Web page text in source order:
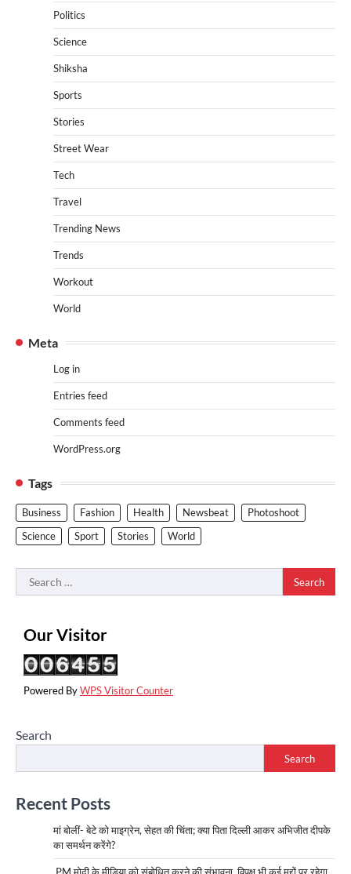
Politics
Science
Shiksha
Sports
Stories
Street Wear
Tech
Travel
Trending News
Trends
Workout
World
Meta
Log in
Entries feed
Comments feed
WordPress.org
Tags
Business Fashion Health Newsbeat
Photoshoot
Science
Sport Stories World
Search
for:
Our Visitor
Powered ByWPS Visitor Counter
Search
Search
Recent Posts
मां बोलीं- बेटे को माइग्रेन, सेहत की चिंता; क्या पिता दिल्ली आकर अभिजीत दीपके
का समर्थन करेंगे?